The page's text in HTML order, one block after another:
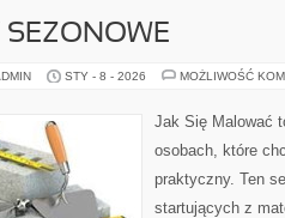
SEZONOWE
STY - 8 - 2026 MOŻLIWOŚĆ
Jak Się Malować
osobach, które
praktyczny. Ten
startujących z